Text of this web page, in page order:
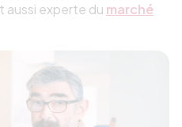
aussi experte du marché